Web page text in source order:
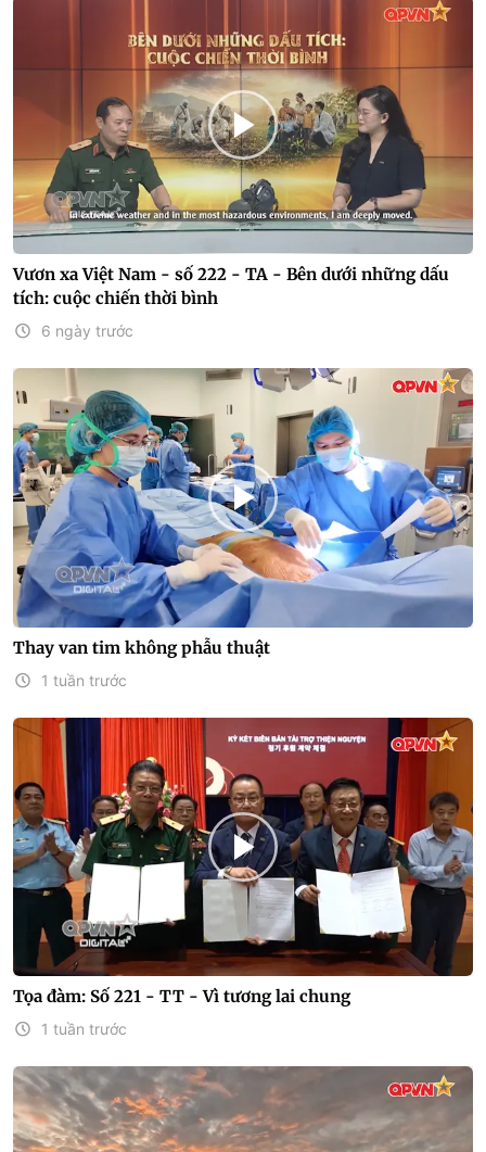
Vươn xa Việt Nam - số 222 - TA - Bên dưới những dấu
tích: cuộc chiến thời bình
6 ngày trước
Thay van tim không phẫu thuật
1 tuần trước
Tọa đàm: Số 221 - TT - Vì tương lai chung
1 tuần trước